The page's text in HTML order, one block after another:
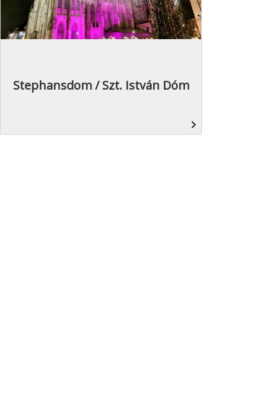
Stephansdom / Szt. István Dóm
navigate_next